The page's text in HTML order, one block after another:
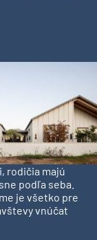
rodičia majú
podľa seba.
je všetko pre
vnúčat